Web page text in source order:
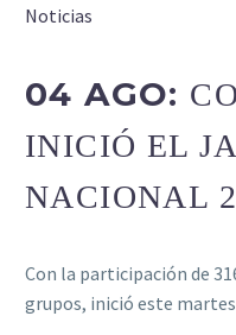
Noticias
04 AGO:
INICIÓ EL
NACIONAL
Con la participación de
grupos, inició este